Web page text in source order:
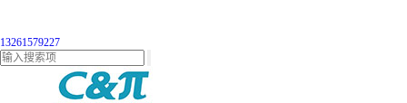
13261579227